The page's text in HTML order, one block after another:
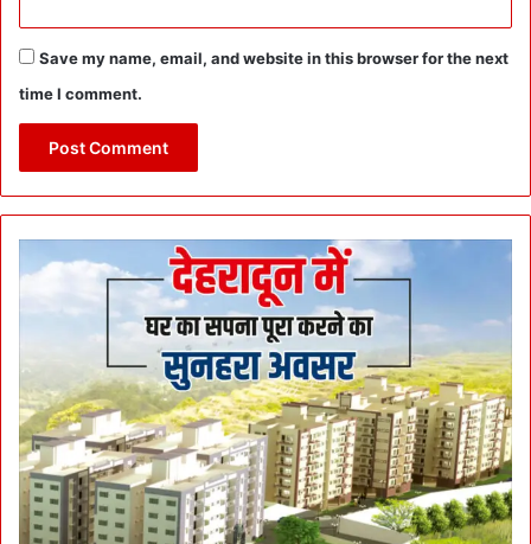
Save my name, email, and website in this browser for the next
time I comment.